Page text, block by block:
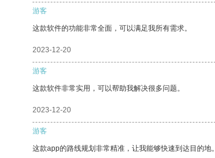
游客
这款软件的功能非常全面，可以满足我所有需求。
2023-12-20
游客
这款软件非常实用，可以帮助我解决很多问题。
2023-12-20
游客
这款app的路线规划非常精准，让我能够快速到达目的地。